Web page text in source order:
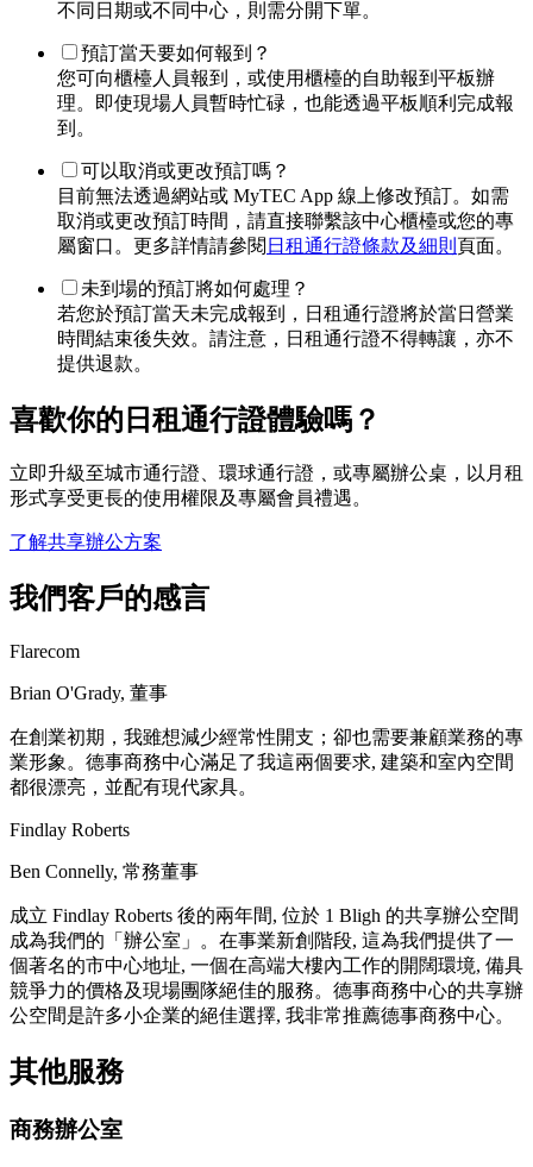
不同日期或不同中心，則需分開下單。
預訂當天要如何報到？
您可向櫃檯人員報到，或使用櫃檯的自助報到平板辦
理。即使現場人員暫時忙碌，也能透過平板順利完成報
到。
可以取消或更改預訂嗎？
目前無法透過網站或 MyTEC App 線上修改預訂。如需
取消或更改預訂時間，請直接聯繫該中心櫃檯或您的專
屬窗口。更多詳情請參閱 日租通行證條款及細則 頁面。
未到場的預訂將如何處理？
若您於預訂當天未完成報到，日租通行證將於當日營業
時間結束後失效。請注意，日租通行證不得轉讓，亦不
提供退款。
喜歡你的日租通行證體驗嗎？
立即升級至城市通行證、環球通行證，或專屬辦公桌，以月租
形式享受更長的使用權限及專屬會員禮遇。
了解共享辦公方案
我們客戶的感言
Flarecom
Brian O'Grady, 董事
在創業初期，我雖想減少經常性開支；卻也需要兼顧業務的專
業形象。德事商務中心滿足了我這兩個要求, 建築和室內空間
都很漂亮，並配有現代家具。
Findlay Roberts
Ben Connelly, 常務董事
成立 Findlay Roberts 後的兩年間, 位於 1 Bligh 的共享辦公空間
成為我們的「辦公室」。在事業新創階段, 這為我們提供了一
個著名的市中心地址, 一個在高端大樓內工作的開闊環境, 備具
競爭力的價格及現場團隊絕佳的服務。德事商務中心的共享辦
公空間是許多小企業的絕佳選擇, 我非常推薦德事商務中心。
其他服務
商務辦公室